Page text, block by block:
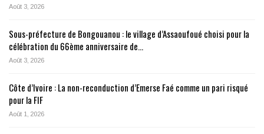
Août 3, 2026
Sous-préfecture de Bongouanou : le village d’Assaoufoué choisi pour la
célébration du 66ème anniversaire de…
Août 3, 2026
Côte d’Ivoire : La non-reconduction d’Emerse Faé comme un pari risqué
pour la FIF
Août 1, 2026